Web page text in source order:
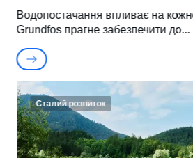
Водопостачання впливає на
Grundfos прагне забезпечити до
Сталий розвиток